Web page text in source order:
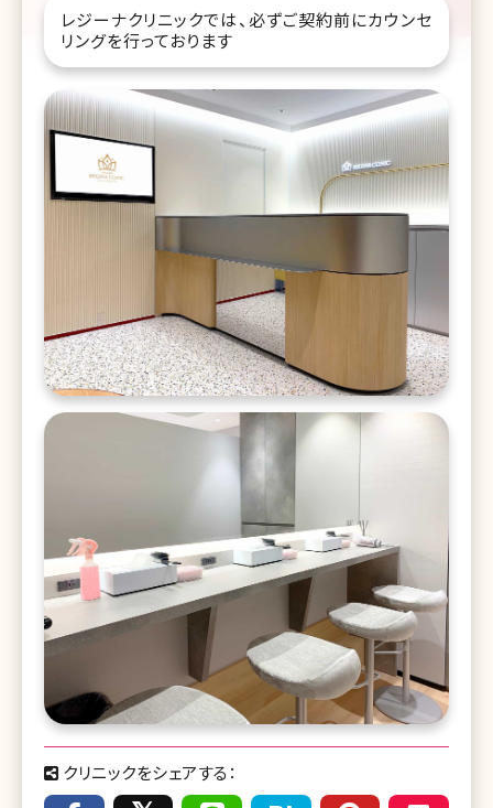
レジーナクリニックでは、必ずご契約前にカウンセ
リングを行っております
クリニックをシェアする：